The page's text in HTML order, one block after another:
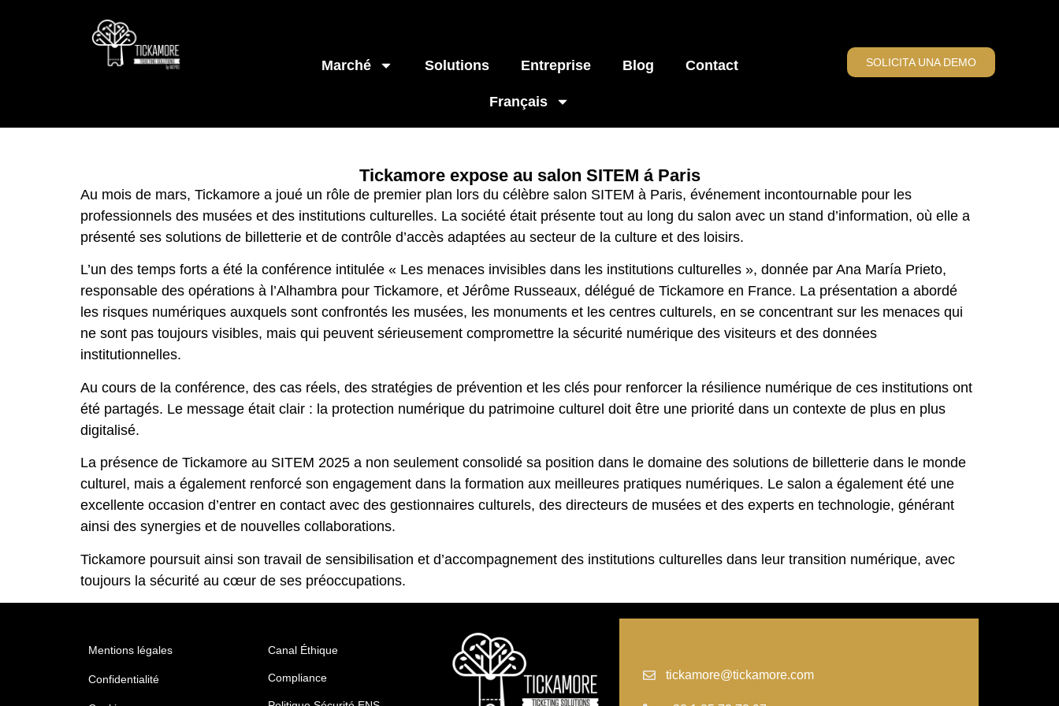
Marché Solutions Entreprise Blog Contact
Français
SOLICITA UNA DEMO
Tickamore expose au salon SITEM á Paris
Au mois de mars, Tickamore a joué un rôle de premier plan lors du célèbre salon SITEM à Paris, événement incontournable pour les
professionnels des musées et des institutions culturelles. La société était présente tout au long du salon avec un stand d’information, où elle a
présenté ses solutions de billetterie et de contrôle d’accès adaptées au secteur de la culture et des loisirs.
L’un des temps forts a été la conférence intitulée « Les menaces invisibles dans les institutions culturelles », donnée par Ana María Prieto,
responsable des opérations à l’Alhambra pour Tickamore, et Jérôme Russeaux, délégué de Tickamore en France. La présentation a abordé
les risques numériques auxquels sont confrontés les musées, les monuments et les centres culturels, en se concentrant sur les menaces qui
ne sont pas toujours visibles, mais qui peuvent sérieusement compromettre la sécurité numérique des visiteurs et des données
institutionnelles.
Au cours de la conférence, des cas réels, des stratégies de prévention et les clés pour renforcer la résilience numérique de ces institutions ont
été partagés. Le message était clair : la protection numérique du patrimoine culturel doit être une priorité dans un contexte de plus en plus
digitalisé.
La présence de Tickamore au SITEM 2025 a non seulement consolidé sa position dans le domaine des solutions de billetterie dans le monde
culturel, mais a également renforcé son engagement dans la formation aux meilleures pratiques numériques. Le salon a également été une
excellente occasion d’entrer en contact avec des gestionnaires culturels, des directeurs de musées et des experts en technologie, générant
ainsi des synergies et de nouvelles collaborations.
Tickamore poursuit ainsi son travail de sensibilisation et d’accompagnement des institutions culturelles dans leur transition numérique, avec
toujours la sécurité au cœur de ses préoccupations.
Mentions légales
Confidentialité
Canal Éthique
Compliance tickamore@tickamore.com